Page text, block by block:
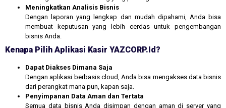
Meningkatkan Analisis Bisnis
Dengan laporan yang lengkap dan mudah dipahami, Anda bisa
membuat keputusan yang lebih cerdas untuk pengembangan
bisnis Anda.
Kenapa Pilih Aplikasi Kasir YAZCORP.id?
Dapat Diakses Dimana Saja
Dengan aplikasi berbasis cloud, Anda bisa mengakses data bisnis
dari perangkat mana pun, kapan saja.
Penyimpanan Data Aman dan Tertata
Semua data bisnis Anda disimpan dengan aman di server yang